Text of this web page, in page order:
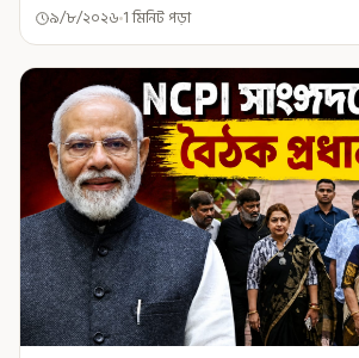
৯/৮/২০২৬ 1 মিনিট পড়া